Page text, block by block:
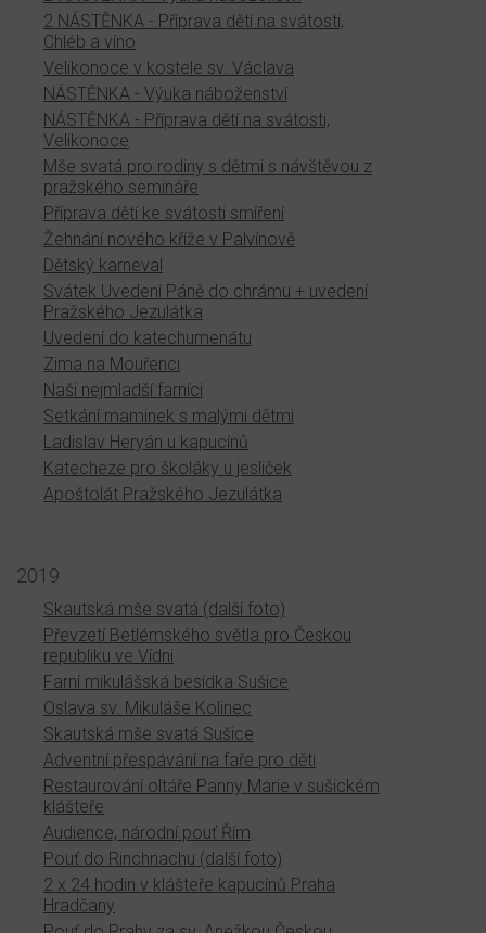
2 NÁSTĚNKA - Příprava dětí na svátosti,
Chléb a víno
Velikonoce v kostele sv. Václava
NÁSTĚNKA - Výuka náboženství
NÁSTĚNKA - Příprava dětí na svátosti,
Velikonoce
Mše svatá pro rodiny s dětmi s návštěvou z
pražského semináře
Příprava dětí ke svátosti smíření
Žehnání nového kříže v Palvínově
Dětský karneval
Svátek Uvedení Páně do chrámu + uvedení
Pražského Jezulátka
Uvedení do katechumenátu
Zima na Mouřenci
Naši nejmladší farníci
Setkání maminek s malými dětmi
Ladislav Heryán u kapucínů
Katecheze pro školáky u jesliček
Apoštolát Pražského Jezulátka
2019
Skautská mše svatá (další foto)
Převzetí Betlémského světla pro Českou
republiku ve Vídni
Farní mikulášská besídka Sušice
Oslava sv. Mikuláše Kolinec
Skautská mše svatá Sušice
Adventní přespávání na faře pro děti
Restaurování oltáře Panny Marie v sušickém
klášteře
Audience, národní pouť Řím
Pouť do Rinchnachu (další foto)
2 x 24 hodin v klášteře kapucínů Praha
Hradčany